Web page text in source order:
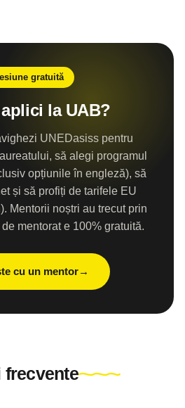
gratuită
la UAB?
UNEDasiss pentru
să alegi programul
opțiunile în engleză), să
și să profiți de tarifele EU
Mentorii noștri au trecut prin
mentorat e 100% gratuită.
cu un mentor
frecvente